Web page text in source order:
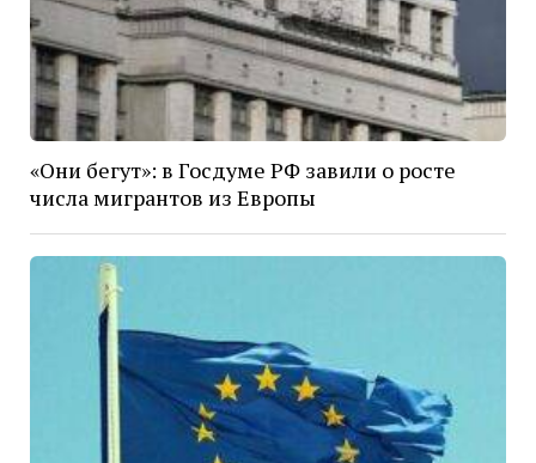
«Они бегут»: в Госдуме РФ завили о росте
числа мигрантов из Европы